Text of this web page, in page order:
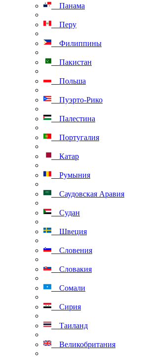
Панама
Перу
Филиппины
Пакистан
Польша
Пуэрто-Рико
Палестина
Португалия
Катар
Румыния
Саудовская Аравия
Судан
Швеция
Словения
Словакия
Сомали
Сирия
Таиланд
Великобритания